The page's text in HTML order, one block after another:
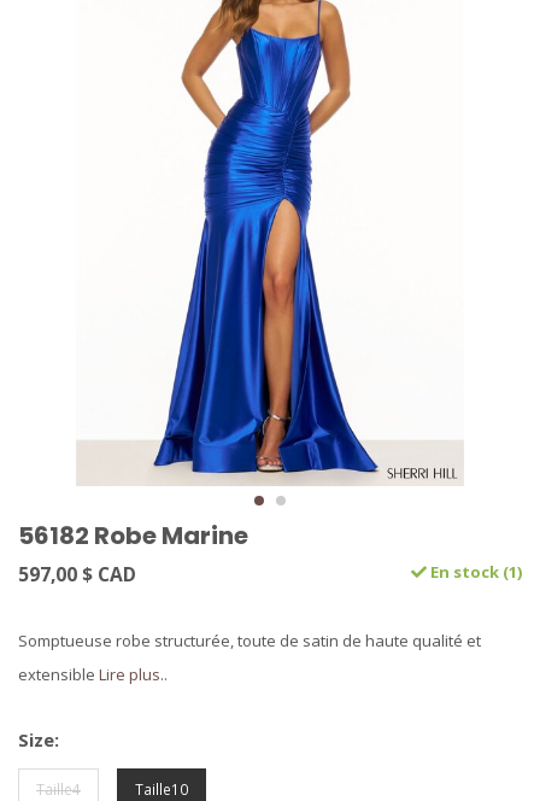
56182 Robe Marine
597,00 $ CAD En stock (1)
Somptueuse robe structurée, toute de satin de haute qualité et
extensible Lire plus..
Size:
Taille4 Taille10